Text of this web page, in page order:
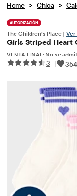
Home > Chica >
AUTORIZACIÓN
The Children’s Place | Ver
Girls Striped Heart
VENTA FINAL: No se
3 | 354